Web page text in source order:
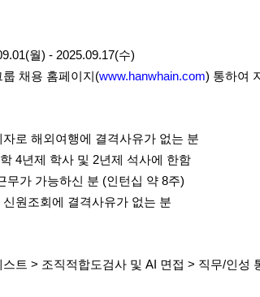
월) - 2025.09.17(수)
채용 홈페이지(www.hanwhain.com) 통하여
로 해외여행에 결격사유가 없는 분
4년제 학사 및 2년제 석사에 한함
무가 가능하신 분 (인턴십 약 8주)
원조회에 결격사유가 없는 분
트 > 조직적합도검사 및 AI 면접 > 직무/인성